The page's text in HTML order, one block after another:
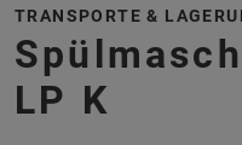
TRANSPORTE &
LP K